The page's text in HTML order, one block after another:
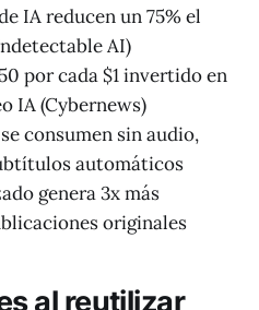
IA reducen un 75% el
AI)
por cada $1 invertido en
IA (Cybernews)
consumen sin audio,
automáticos
genera 3x más
originales
al reutilizar